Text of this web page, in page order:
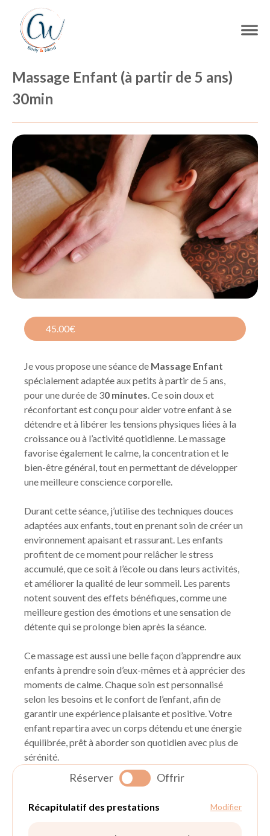
Massage Enfant (à partir de 5 ans)
30min
Réserver Offrir
45.00€
Je vous propose une séance de Massage Enfant
spécialement adaptée aux petits à partir de 5 ans,
pour une durée de 30 minutes. Ce soin doux et
réconfortant est conçu pour aider votre enfant à se
détendre et à libérer les tensions physiques liées à la
croissance ou à l’activité quotidienne. Le massage
favorise également le calme, la concentration et le
bien-être général, tout en permettant de développer
une meilleure conscience corporelle.
Durant cette séance, j’utilise des techniques douces
adaptées aux enfants, tout en prenant soin de créer un
environnement apaisant et rassurant. Les enfants
profitent de ce moment pour relâcher le stress
accumulé, que ce soit à l’école ou dans leurs activités,
et améliorer la qualité de leur sommeil. Les parents
notent souvent des effets bénéfiques, comme une
meilleure gestion des émotions et une sensation de
détente qui se prolonge bien après la séance.
Ce massage est aussi une belle façon d’apprendre aux
enfants à prendre soin d’eux-mêmes et à apprécier des
moments de calme. Chaque soin est personnalisé
selon les besoins et le confort de l’enfant, afin de
garantir une expérience plaisante et positive. Votre
enfant repartira avec un corps détendu et une énergie
équilibrée, prêt à aborder son quotidien avec plus de
sérénité.